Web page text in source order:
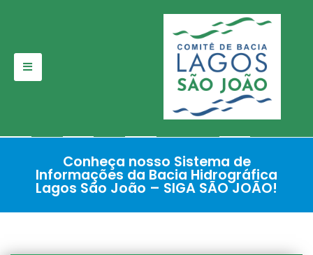
para
Conheça nosso Sistema de
Informações da Bacia Hidrográfica
Lagos São João – SIGA SÃO JOÃO!